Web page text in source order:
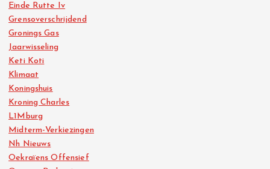
Einde Rutte Iv
Grensoverschrijdend
Gronings Gas
Jaarwisseling
Keti Koti
Klimaat
Koningshuis
Kroning Charles
L1Mburg
Midterm-Verkiezingen
Nh Nieuws
Oekraïens Offensief